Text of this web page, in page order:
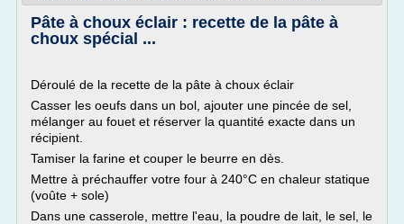
Pâte à choux éclair : recette de la pâte à
choux spécial ...
Déroulé de la recette de la pâte à choux éclair
Casser les oeufs dans un bol, ajouter une pincée de sel,
mélanger au fouet et réserver la quantité exacte dans un
récipient.
Tamiser la farine et couper le beurre en dès.
Mettre à préchauffer votre four à 240°C en chaleur statique
(voûte + sole)
Dans une casserole, mettre l'eau, la poudre de lait, le sel, le